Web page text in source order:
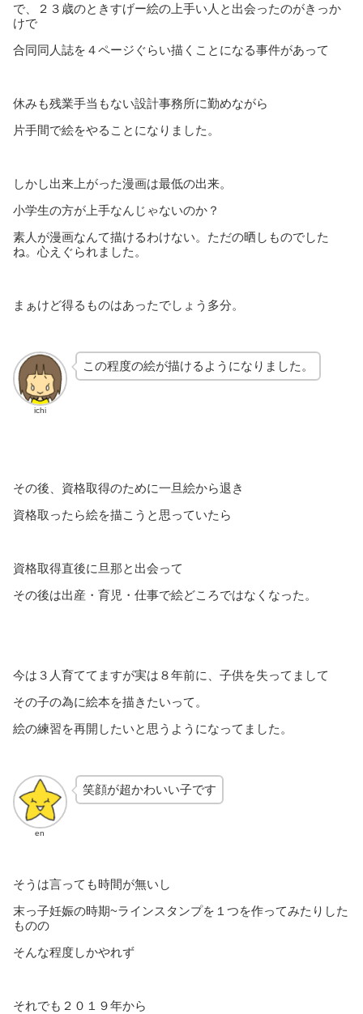
で、２３歳のときすげー絵の上手い人と出会ったのがきっか
けで
合同同人誌を４ページぐらい描くことになる事件があって
休みも残業手当もない設計事務所に勤めながら
片手間で絵をやることになりました。
しかし出来上がった漫画は最低の出来。
小学生の方が上手なんじゃないのか？
素人が漫画なんて描けるわけない。ただの晒しものでした
ね。心えぐられました。
まぁけど得るものはあったでしょう多分。
ichi
この程度の絵が描けるようになりました。
その後、資格取得のために一旦絵から退き
資格取ったら絵を描こうと思っていたら
資格取得直後に旦那と出会って
その後は出産・育児・仕事で絵どころではなくなった。
今は３人育ててますが実は８年前に、子供を失ってまして
その子の為に絵本を描きたいって。
絵の練習を再開したいと思うようになってました。
en
笑顔が超かわいい子です
そうは言っても時間が無いし
末っ子妊娠の時期~ラインスタンプを１つを作ってみたりした
ものの
そんな程度しかやれず
それでも２０１９年から